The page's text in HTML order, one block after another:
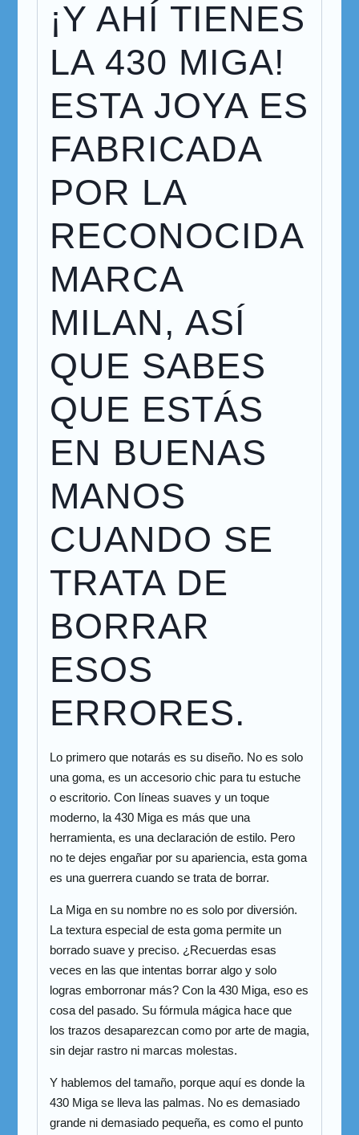
¡Y AHÍ TIENES
LA 430 MIGA!
ESTA JOYA ES
FABRICADA
POR LA
RECONOCIDA
MARCA
MILAN, ASÍ
QUE SABES
QUE ESTÁS
EN BUENAS
MANOS
CUANDO SE
TRATA DE
BORRAR
ESOS
ERRORES.
Lo primero que notarás es su diseño. No es solo
una goma, es un accesorio chic para tu estuche
o escritorio. Con líneas suaves y un toque
moderno, la 430 Miga es más que una
herramienta, es una declaración de estilo. Pero
no te dejes engañar por su apariencia, esta goma
es una guerrera cuando se trata de borrar.
La Miga en su nombre no es solo por diversión.
La textura especial de esta goma permite un
borrado suave y preciso. ¿Recuerdas esas
veces en las que intentas borrar algo y solo
logras emborronar más? Con la 430 Miga, eso es
cosa del pasado. Su fórmula mágica hace que
los trazos desaparezcan como por arte de magia,
sin dejar rastro ni marcas molestas.
Y hablemos del tamaño, porque aquí es donde la
430 Miga se lleva las palmas. No es demasiado
grande ni demasiado pequeña, es como el punto